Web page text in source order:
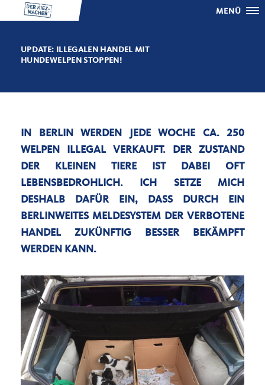
MENÜ
UPDATE: ILLEGALEN HANDEL MIT
HUNDEWELPEN STOPPEN!
IN BERLIN WERDEN JEDE WOCHE CA. 250
WELPEN ILLEGAL VERKAUFT. DER ZUSTAND
DER KLEINEN TIERE IST DABEI OFT
LEBENSBEDROHLICH. ICH SETZE MICH
DESHALB DAFÜR EIN, DASS DURCH EIN
BERLINWEITES MELDESYSTEM DER VERBOTENE
HANDEL ZUKÜNFTIG BESSER BEKÄMPFT
WERDEN KANN.